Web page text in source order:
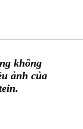
không
ảnh của